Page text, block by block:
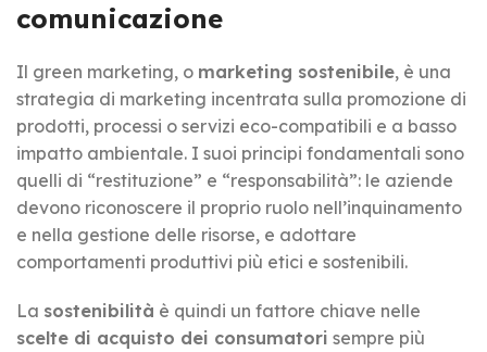
comunicazione
Il green marketing, o marketing sostenibile, è una
strategia di marketing incentrata sulla promozione di
prodotti, processi o servizi eco-compatibili e a basso
impatto ambientale. I suoi principi fondamentali sono
quelli di “restituzione” e “responsabilità”: le aziende
devono riconoscere il proprio ruolo nell’inquinamento
e nella gestione delle risorse, e adottare
comportamenti produttivi più etici e sostenibili.
La sostenibilità è quindi un fattore chiave nelle
scelte di acquisto dei consumatori sempre più